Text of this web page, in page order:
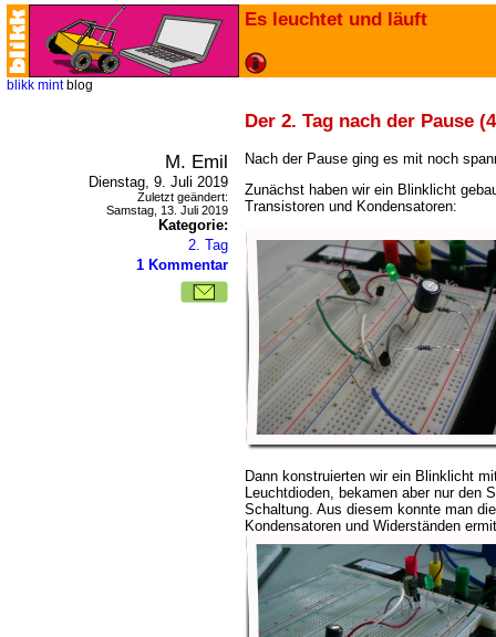
Es leuchtet und läuft
blikk mint blog
Der 2. Tag nach der Pause
M. Emil
Dienstag, 9. Juli 2019
Zuletzt geändert:
Samstag, 13. Juli 2019
Kategorie:
2. Tag
1 Kommentar
Nach der Pause ging es mit noch
Zunächst haben wir ein Blinklicht
Transistoren und Kondensatoren:
Dann konstruierten wir ein Blinklicht
Leuchtdioden, bekamen aber nur den
Schaltung. Aus diesem konnte man
Kondensatoren und Widerständen